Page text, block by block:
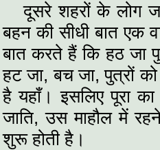
दूसरे शहरों के लोग
बहन की सीधी बात एक
बात करते हैं कि हठ जा
हट जा, बच जा, पुत्रों
है यहाँ। इसलिए पूरा
जाति, उस माहौल में
शुरू होती है।